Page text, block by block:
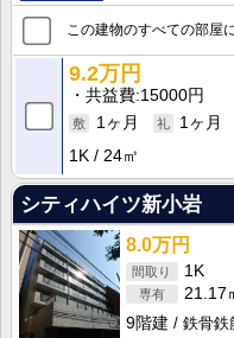
この建物のすべての部屋
9.2万円
共益費 15000円
1ヶ月
1ヶ月
1K
24㎡
シティハイツ新小岩
8.0万円
1K
21.17
9階建
鉄骨鉄